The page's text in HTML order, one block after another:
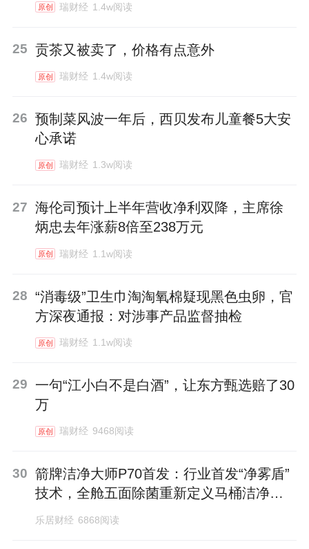
原创 瑞财经 1.4w阅读
25 贡茶又被卖了，价格有点意外
原创 瑞财经 1.4w阅读
26 预制菜风波一年后，西贝发布儿童餐5大安
心承诺
原创 瑞财经 1.3w阅读
27 海伦司预计上半年营收净利双降，主席徐
炳忠去年涨薪8倍至238万元
原创 瑞财经 1.1w阅读
28 “消毒级”卫生巾淘淘氧棉疑现黑色虫卵，官
方深夜通报：对涉事产品监督抽检
原创 瑞财经 1.1w阅读
29
一句“江小白不是白酒”，让东方甄选赔了30
万
原创 瑞财经 9468阅读
30 箭牌洁净大师P70首发：行业首发“净雾盾”
技术，全舱五面除菌重新定义马桶洁净标
准
乐居财经 6868阅读